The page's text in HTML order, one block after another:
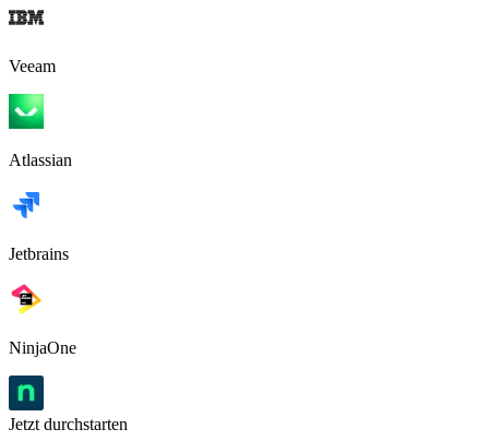
Veeam
Atlassian
Jetbrains
NinjaOne
Jetzt durchstarten